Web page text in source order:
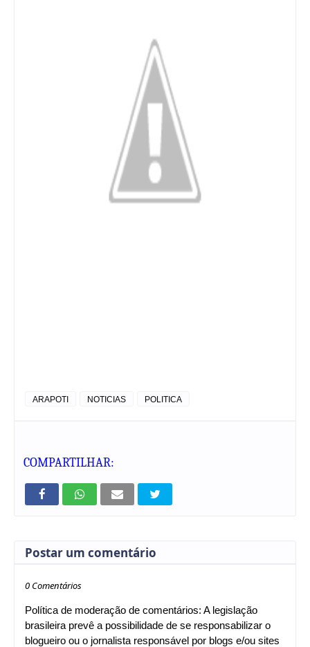
ARAPOTI NOTICIAS POLITICA
COMPARTILHAR:
Postar um comentário
0 Comentários
Política de moderação de comentários: A legislação
brasileira prevê a possibilidade de se responsabilizar o
blogueiro ou o jornalista responsável por blogs e/ou sites